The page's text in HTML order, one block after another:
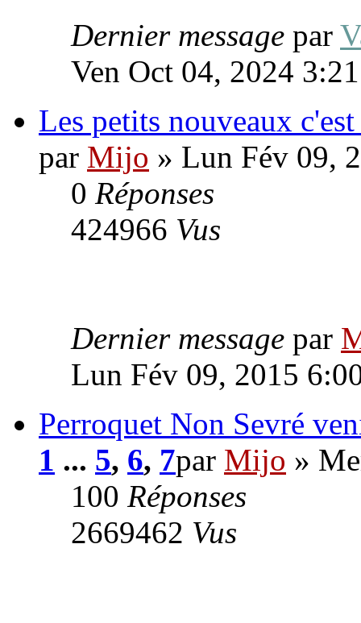
Dernier message par
Ven Oct 04, 2024
Les petits nouveaux
par Mijo » Lun Fév 09,
0 Réponses
424966 Vus
Dernier message par
Lun Fév 09, 2015
Perroquet Non Sevré
1 ... 5, 6, 7par Mijo »
100 Réponses
2669462 Vus